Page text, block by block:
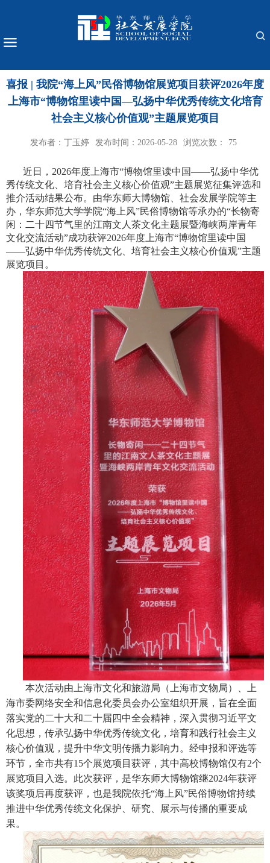
喜报 | 我院“海上风”民俗博物馆展览项目获评2026年度
上海市“博物馆里读中国—弘扬中华优秀传统文化培育
社会主义核心价值观”主题展览项目
发布者：丁玉婷 发布时间：2026-05-28 浏览次数： 75
近日， 2026年度上海市“博物馆里读中国——弘扬中华优
秀传统文化、培育社会主义核心价值观”主题展览征集评选和
推介活动结果公布。由华东师大博物馆、社会发展学院等主
办，华东师范大学学院“海上风”民俗博物馆等承办的“长物寄
闲：二十四节气里的江南文人茶文化主题展暨海峡两岸青年
文化交流活动”成功获评2026年度上海市“博物馆里读中国
——弘扬中华优秀传统文化、培育社会主义核心价值观”主题
展览项目。
本次活动由上海市文化和旅游局（上海市文物局）、上
海市委网络安全和信息化委员会办公室组织开展，旨在全面
落实党的二十大和二十届四中全会精神，深入贯彻习近平文
化思想，传承弘扬中华优秀传统文化，培育和践行社会主义
核心价值观，提升中华文明传播力影响力。经申报和评选等
环节，全市共有15个展览项目获评，其中高校博物馆仅有2个
展览项目入选。此次获评，是华东师大博物馆继2024年获评
该奖项后再度获评，也是我院依托“海上风”民俗博物馆持续
推进中华优秀传统文化保护、研究、展示与传播的重要成
果。